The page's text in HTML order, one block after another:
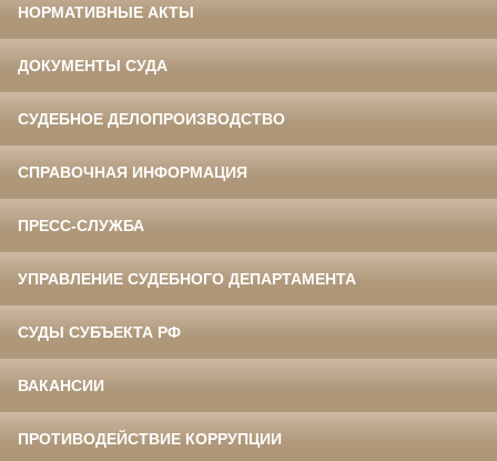
НОРМАТИВНЫЕ АКТЫ
ДОКУМЕНТЫ СУДА
СУДЕБНОЕ ДЕЛОПРОИЗВОДСТВО
СПРАВОЧНАЯ ИНФОРМАЦИЯ
ПРЕСС-СЛУЖБА
УПРАВЛЕНИЕ СУДЕБНОГО ДЕПАРТАМЕНТА
СУДЫ СУБЪЕКТА РФ
ВАКАНСИИ
ПРОТИВОДЕЙСТВИЕ КОРРУПЦИИ